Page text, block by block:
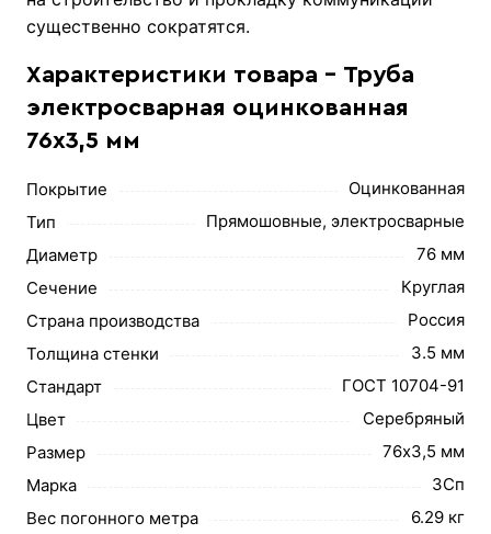
существенно сократятся.
Характеристики товара - Труба
электросварная оцинкованная
76х3,5 мм
Покрытие
Оцинкованная
Тип
Прямошовные, электросварные
Диаметр
76 мм
Сечение
Круглая
Страна производства
Россия
Толщина стенки
3.5 мм
Стандарт
ГОСТ 10704-91
Цвет
Серебряный
Размер
76х3,5 мм
Марка
3Сп
Вес погонного метра
6.29 кг